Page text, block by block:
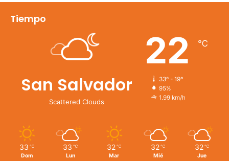
Tiempo
San Salvador
Scattered Clouds
22 ℃
33º - 19º
95%
1.99 km/h
33 ℃
Dom
33 ℃
Lun
32 ℃
Mar
32 ℃
Mié
32 ℃
Jue